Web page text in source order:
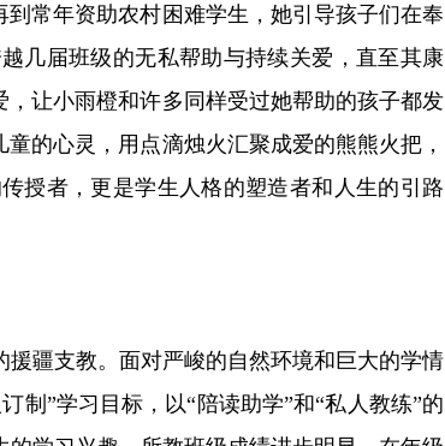
常年资助农村困难学生，她引导孩子们在奉
几届班级的无私帮助与持续关爱，直至其康
让小雨橙和许多同样受过她帮助的孩子都发
的心灵，用点滴烛火汇聚成爱的熊熊火把，
授者，更是学生人格的塑造者和人生的引路
疆支教。面对严峻的自然环境和巨大的学情
制”学习目标，以“陪读助学”和“私人教练”的